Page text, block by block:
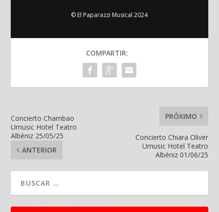
© El Paparazzi Musical 2024
COMPARTIR:
Concierto Chambao
Umusic Hotel Teatro
Albéniz 25/05/25
ANTERIOR
PRÓXIMO
Concierto Chiara Oliver
Umusic Hotel Teatro
Albéniz 01/06/25